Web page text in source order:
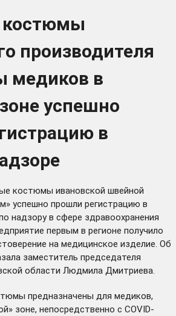
производителя
медиков в
успешно
в
костюмы ивановской швейной
успешно прошли регистрацию в
надзору в сфере здравоохранения
первым в регионе получило
на медицинское изделие. Об
заместитель председателя
области Людмила Дмитриева.
предназначены для медиков,
зоне, непосредственно с COVID-